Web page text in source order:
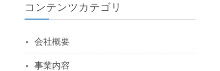
コンテンツカテゴリ
会社概要
事業内容